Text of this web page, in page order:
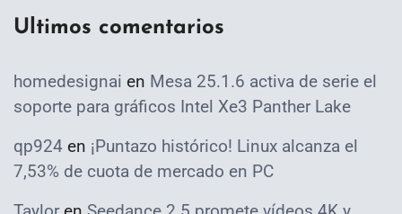
Ultimos comentarios
homedesignai en Mesa 25.1.6 activa de serie el
soporte para gráficos Intel Xe3 Panther Lake
qp924 en ¡Puntazo histórico! Linux alcanza el
7,53% de cuota de mercado en PC